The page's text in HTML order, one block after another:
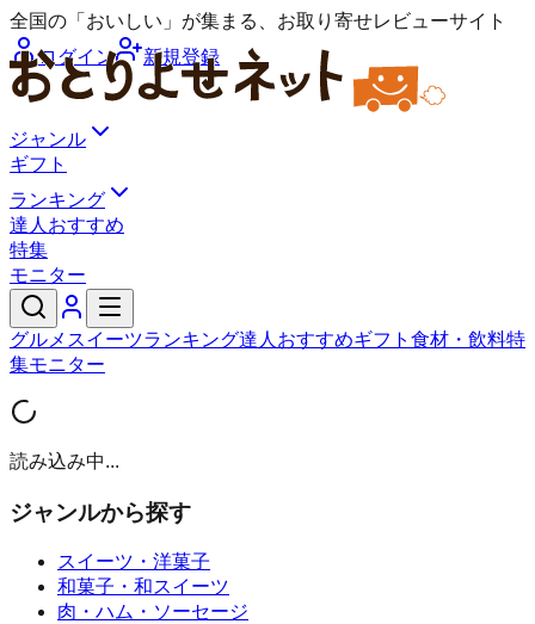
全国の「おいしい」が集まる、お取り寄せレビューサイト
ログイン
新規登録
ジャンル
ギフト
ランキング
達人おすすめ
特集
モニター
グルメ スイーツランキング達人おすすめギフト 食材・飲料特
集モニター
読み込み中...
ジャンルから探す
スイーツ・洋菓子
和菓子・和スイーツ
肉・ハム・ソーセージ